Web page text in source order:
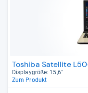
Toshiba Satellite
Dis­play­größe: 15,6"
Zum Produkt